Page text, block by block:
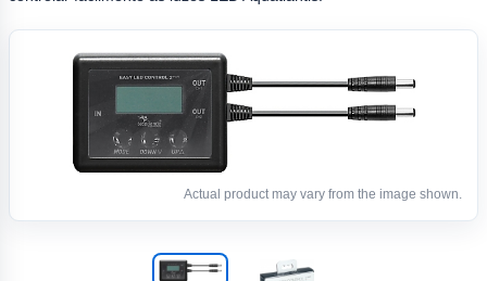
Actual product may vary from the image shown.